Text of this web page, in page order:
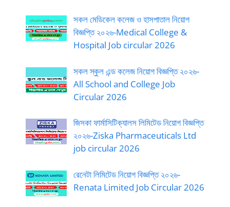
সকল মেডিকেল কলেজ ও হাসপাতাল নিয়োগ
বিজ্ঞপ্তি ২০২৬-Medical College &
Hospital Job circular 2026
সকল স্কুল এন্ড কলেজ নিয়োগ বিজ্ঞপ্তি ২০২৬-
All School and College Job
Circular 2026
জিসকা ফার্মাসিটিক্যালস লিমিটেড নিয়োগ বিজ্ঞপ্তি
২০২৬-Ziska Pharmaceuticals Ltd
job circular 2026
রেনেটা লিমিটেড নিয়োগ বিজ্ঞপ্তি ২০২৬-
Renata Limited Job Circular 2026